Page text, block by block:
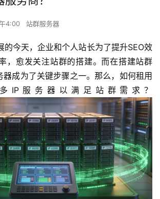
4:00 站群服务器
的今天，企业和个人站长为了提升SEO效
，愈发关注站群的搭建。而在搭建站群
器成为了关键步骤之一。那么，如何租用
IP服务器以满足站群需求？